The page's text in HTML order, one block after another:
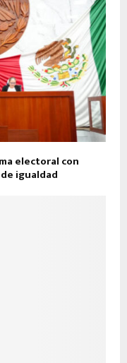
electoral con
igualdad